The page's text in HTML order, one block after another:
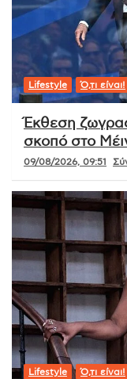
Lifestyle Ό,τι είναι!
Έκθεση
σκοπό στο
09/08/2026, 09:51
Lifestyle Ό,τι είναι!